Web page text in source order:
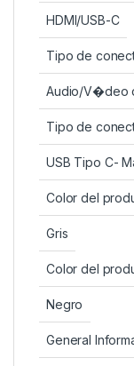
HDMI/USB-C
Tipo de
Audio/V�deo
Tipo de
USB Tipo C-
Color del
Gris
Color del
Negro
General